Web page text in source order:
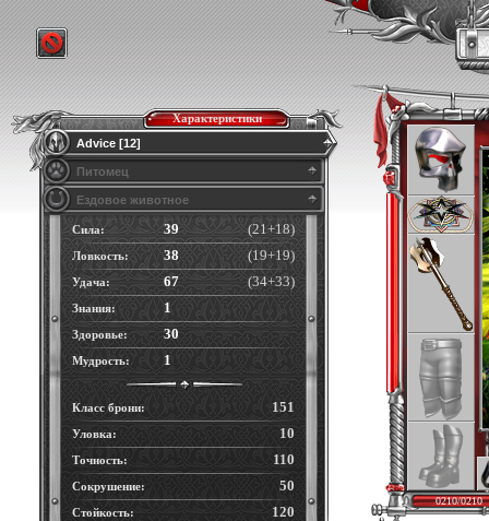
Характеристики
Advice [12]
Питомец
Ездовое животное
Сила: 39 (21+18)
Ловкость: 38 (19+19)
Удача: 67 (34+33)
Знания: 1
Здоровье: 30
Мудрость: 1
Класс брони: 151
Уловка: 10
Точность: 110
Сокрушение: 50
Стойкость: 120
0210/0210